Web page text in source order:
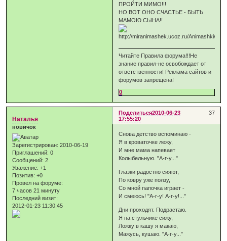
ПРОЙТИ МИМО!!!
НО ВОТ ОНО СЧАСТЬЕ - БЫТЬ
МАМОЮ СЫНА!!
Читайте Правила форума!!!Не
знание правил-не освобождает от
ответственности! Реклама сайтов и
форумов запрещена!
0
Поделиться 37
2010-06-23
17:55:20
Наталья
новичок
Зарегистрирован: 2010-06-19
Приглашений: 0
Сообщений: 2
Уважение: +1
Позитив: +0
Провел на форуме:
7 часов 21 минуту
Последний визит:
2012-01-23 11:30:45
Снова детство вспоминаю -
Я в кроваточке лежу,
И мне мама напевает
Колыбельную. "А-г-у..."
Глазки радостно сияют,
По ковру уже ползу,
Со мной папочка играет -
И смеюсь! "А-г-у! А-г-у!..."
Дни проходят. Подрастаю.
Я на стульчике сижу,
Ложку в кашу я макаю,
Мажусь, кушаю. "А-г-у..."